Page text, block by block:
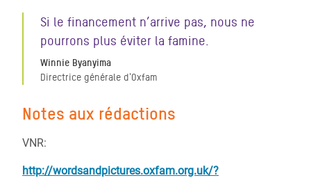
Si le financement n’arrive pas, nous ne
pourrons plus éviter la famine.
Winnie Byanyima
Directrice générale d'Oxfam
Notes aux rédactions
VNR:
http://wordsandpictures.oxfam.org.uk/?